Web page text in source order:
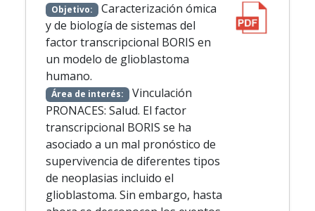
Objetivo: Caracterización ómica
y de biología de sistemas del
factor transcripcional BORIS en
un modelo de glioblastoma
humano.
Área de interés: Vinculación
PRONACES: Salud. El factor
transcripcional BORIS se ha
asociado a un mal pronóstico de
supervivencia de diferentes tipos
de neoplasias incluido el
glioblastoma. Sin embargo, hasta